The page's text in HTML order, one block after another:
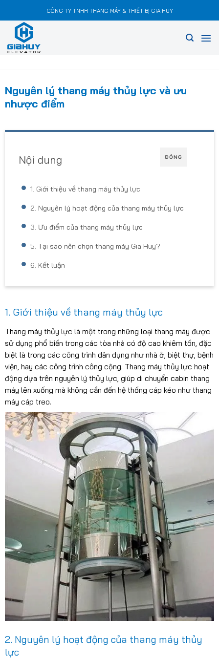
dung
CÔNG TY TNHH THANG MÁY & THIẾT BỊ GIA HUY
Nguyên lý thang máy thủy lực và ưu
nhược điểm
ĐÓNG
Nội dung
1. Giới thiệu về thang máy thủy lực
2. Nguyên lý hoạt động của thang máy thủy lực
3. Ưu điểm của thang máy thủy lực
5. Tại sao nên chọn thang máy Gia Huy?
6. Kết luận
1. Giới thiệu về thang máy thủy lực
Thang máy thủy lực là một trong những loại thang máy được
sử dụng phổ biến trong các tòa nhà có độ cao khiêm tốn, đặc
biệt là trong các công trình dân dụng như nhà ở, biệt thự, bệnh
viện, hay các công trình công cộng. Thang máy thủy lực hoạt
động dựa trên nguyên lý thủy lực, giúp di chuyển cabin thang
máy lên xuống mà không cần đến hệ thống cáp kéo như thang
máy cáp treo.
2. Nguyên lý hoạt động của thang máy thủy
lực